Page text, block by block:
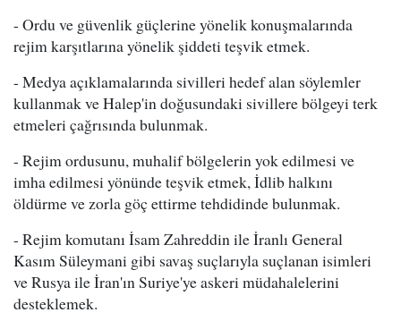
- Ordu ve güvenlik güçlerine yönelik konuşmalarında
rejim karşıtlarına yönelik şiddeti teşvik etmek.
- Medya açıklamalarında sivilleri hedef alan söylemler
kullanmak ve Halep'in doğusundaki sivillere bölgeyi terk
etmeleri çağrısında bulunmak.
- Rejim ordusunu, muhalif bölgelerin yok edilmesi ve
imha edilmesi yönünde teşvik etmek, İdlib halkını
öldürme ve zorla göç ettirme tehdidinde bulunmak.
- Rejim komutanı İsam Zahreddin ile İranlı General
Kasım Süleymani gibi savaş suçlarıyla suçlanan isimleri
ve Rusya ile İran'ın Suriye'ye askeri müdahalelerini
desteklemek.